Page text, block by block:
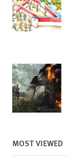
MOST VIEWED